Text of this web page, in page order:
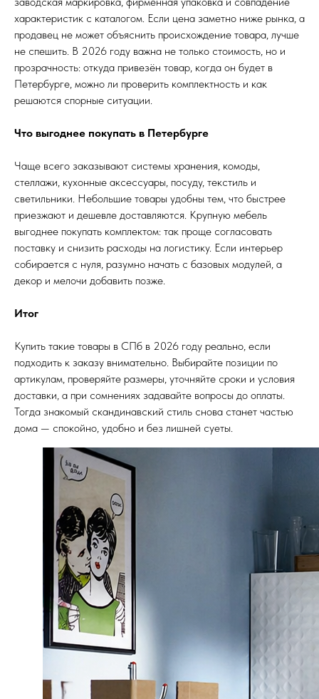
характеристик с каталогом. Если цена заметно ниже рынка, а
продавец не может объяснить происхождение товара, лучше
не спешить. В 2026 году важна не только стоимость, но и
прозрачность: откуда привезён товар, когда он будет в
Петербурге, можно ли проверить комплектность и как
решаются спорные ситуации.
Что выгоднее покупать в Петербурге
Чаще всего заказывают системы хранения, комоды,
стеллажи, кухонные аксессуары, посуду, текстиль и
светильники. Небольшие товары удобны тем, что быстрее
приезжают и дешевле доставляются. Крупную мебель
выгоднее покупать комплектом: так проще согласовать
поставку и снизить расходы на логистику. Если интерьер
собирается с нуля, разумно начать с базовых модулей, а
декор и мелочи добавить позже.
Итог
Купить такие товары в СПб в 2026 году реально, если
подходить к заказу внимательно. Выбирайте позиции по
артикулам, проверяйте размеры, уточняйте сроки и условия
доставки, а при сомнениях задавайте вопросы до оплаты.
Тогда знакомый скандинавский стиль снова станет частью
дома — спокойно, удобно и без лишней суеты.